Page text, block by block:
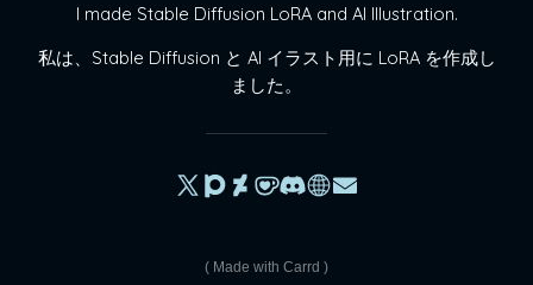
I made Stable Diffusion LoRA and AI Illustration.
私は、Stable Diffusion と AI イラスト用に LoRA を作成し
ました。
Made with Carrd